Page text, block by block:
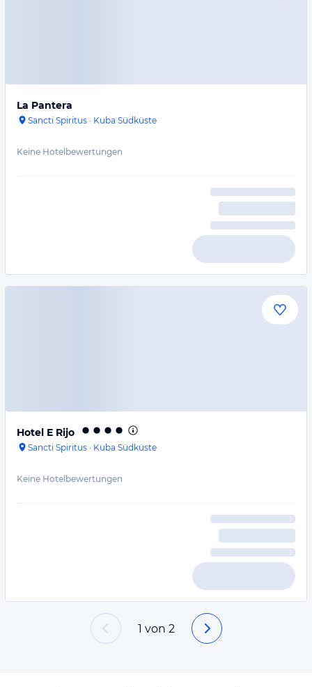
La Pantera
Sancti Spiritus · Kuba Südküste
Keine Hotelbewertungen
Hotel E Rijo
Sancti Spiritus · Kuba Südküste
Keine Hotelbewertungen
1 von 2